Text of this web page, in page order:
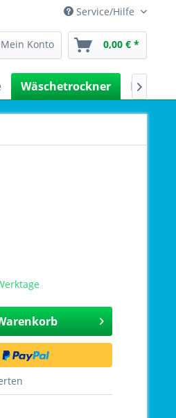
Service/Hilfe
Mein Konto 0,00 € *
Wäschetrockner 